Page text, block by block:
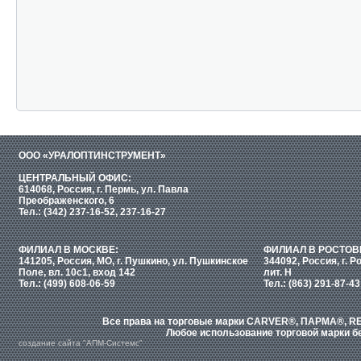
ООО «УРАЛОПТИНСТРУМЕНТ»
ЦЕНТРАЛЬНЫЙ ОФИС:
614068, Россия, г. Пермь, ул. Павла
Преображенского, 6
Тел.: (342) 237-16-52, 237-16-27
ФИЛИАЛ В МОСКВЕ:
141205, Россия, МО, г. Пушкино, ул. Пушкинское
Поле, вл. 10с1, вход 142
Тел.: (499) 608-06-59
ФИЛИАЛ В
344092, Россия, г.
лит. Н
Тел.: (863) 291-87-43
Все права на торговые марки CARVER®, ПАРМА®,
Любое использование торговой марки
создание сайта "АПМ-Системс"